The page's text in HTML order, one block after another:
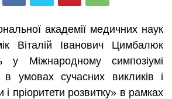
академії медичних наук
Віталій Іванович Цимбалюк
у Міжнародному симпозіумі
в умовах сучасних викликів і
пріоритети розвитку» в рамках